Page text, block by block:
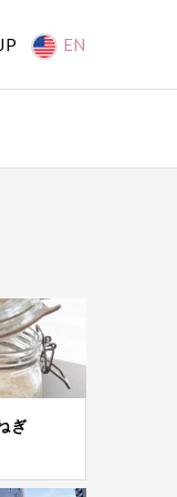
JP EN
ぎ